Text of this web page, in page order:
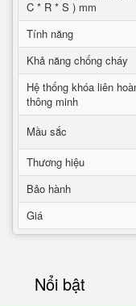
C * R * S ) mm
Tính năng
Khả năng chống cháy
Hệ thống khóa liên
thông minh
Mầu sắc
Thương hiệu
Bảo hành
Giá
Nổi bật